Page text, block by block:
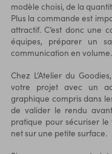
modèle choisi, de la
Plus la commande est
attractif. C’est donc une
équipes, préparer un
communication en volume.
Chez L’Atelier du
votre projet avec un
graphique compris dans
de valider le rendu
pratique pour sécuriser
net sur une petite surface.